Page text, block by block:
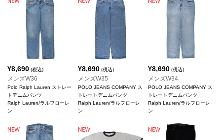
¥8,690 (税込)
メンズW36
Polo Ralph Lauren ストレー
トデニムパンツ
Ralph Lauren/ラルフローレ
ン
¥8,690(税込)
メンズW35
POLO JEANS COMPANY ス
トレートデニムパンツ
Ralph Lauren/ラルフローレ
ン
¥8,690 (税込)
メンズW34
POLO JEANS COMPANY ス
トレートデニムパンツ
Ralph Lauren/ラルフローレ
ン